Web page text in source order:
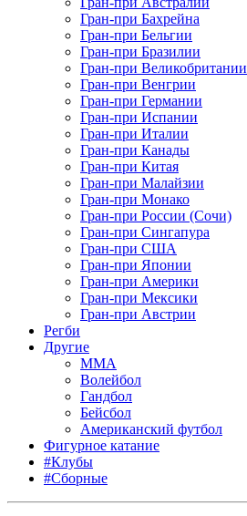
Гран-при Бахрейна
Гран-при Бельгии
Гран-при Бразилии
Гран-при Великобритании
Гран-при Венгрии
Гран-при Германии
Гран-при Испании
Гран-при Италии
Гран-при Канады
Гран-при Китая
Гран-при Малайзии
Гран-при Монако
Гран-при России (Сочи)
Гран-при Сингапура
Гран-при США
Гран-при Японии
Гран-при Америки
Гран-при Мексики
Гран-при Австрии
Регби
Другие
MMA
Волейбол
Гандбол
Бейсбол
Американский футбол
Фигурное катание
#Клубы
#Сборные